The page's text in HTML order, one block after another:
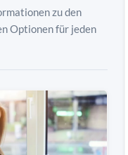
zu den
Optionen für jeden